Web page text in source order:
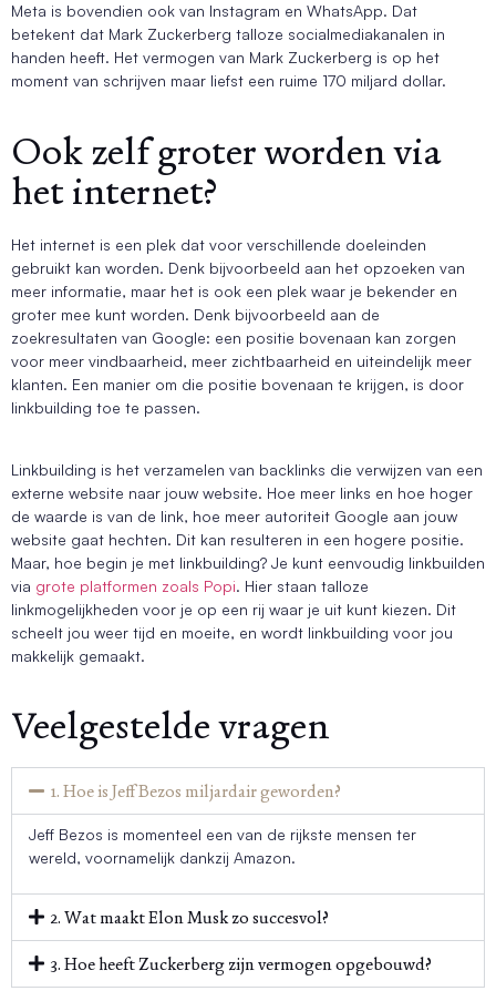
Meta is bovendien ook van Instagram en WhatsApp. Dat
betekent dat Mark Zuckerberg talloze socialmediakanalen in
handen heeft. Het vermogen van Mark Zuckerberg is op het
moment van schrijven maar liefst een ruime 170 miljard dollar.
Ook zelf groter worden via
het internet?
Het internet is een plek dat voor verschillende doeleinden
gebruikt kan worden. Denk bijvoorbeeld aan het opzoeken van
meer informatie, maar het is ook een plek waar je bekender en
groter mee kunt worden. Denk bijvoorbeeld aan de
zoekresultaten van Google: een positie bovenaan kan zorgen
voor meer vindbaarheid, meer zichtbaarheid en uiteindelijk meer
klanten. Een manier om die positie bovenaan te krijgen, is door
linkbuilding toe te passen.
Linkbuilding is het verzamelen van backlinks die verwijzen van een
externe website naar jouw website. Hoe meer links en hoe hoger
de waarde is van de link, hoe meer autoriteit Google aan jouw
website gaat hechten. Dit kan resulteren in een hogere positie.
Maar, hoe begin je met linkbuilding? Je kunt eenvoudig linkbuilden
via grote platformen zoals Popi. Hier staan talloze
linkmogelijkheden voor je op een rij waar je uit kunt kiezen. Dit
scheelt jou weer tijd en moeite, en wordt linkbuilding voor jou
makkelijk gemaakt.
Veelgestelde vragen
1. Hoe is Jeff Bezos miljardair geworden?
Jeff Bezos is momenteel een van de rijkste mensen ter
wereld, voornamelijk dankzij Amazon.
2. Wat maakt Elon Musk zo succesvol?
3. Hoe heeft Zuckerberg zijn vermogen opgebouwd?